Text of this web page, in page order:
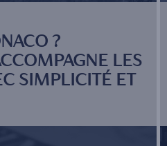
?
LES
SIMPLICITÉ ET